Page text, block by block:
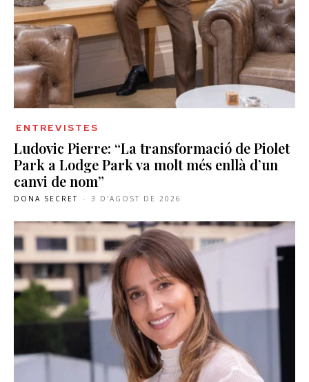
ENTREVISTES
Ludovic Pierre: “La transformació de Piolet
Park a Lodge Park va molt més enllà d’un
canvi de nom”
DONA SECRET - 3 D'AGOST DE 2026